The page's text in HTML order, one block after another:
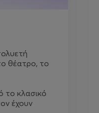
θέατρο, το
το κλασικό
έχουν